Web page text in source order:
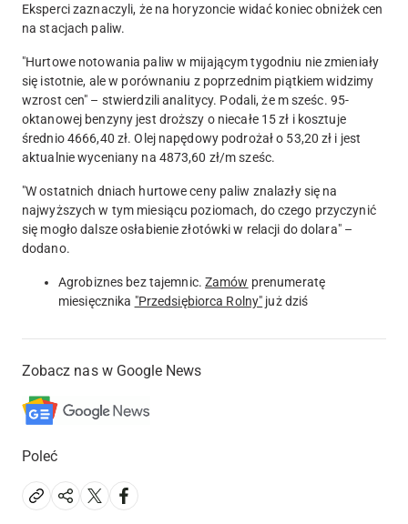
Eksperci zaznaczyli, że na horyzoncie widać koniec obniżek cen
na stacjach paliw.
"Hurtowe notowania paliw w mijającym tygodniu nie zmieniały
się istotnie, ale w porównaniu z poprzednim piątkiem widzimy
wzrost cen" – stwierdzili analitycy. Podali, że m sześc. 95-
oktanowej benzyny jest droższy o niecałe 15 zł i kosztuje
średnio 4666,40 zł. Olej napędowy podrożał o 53,20 zł i jest
aktualnie wyceniany na 4873,60 zł/m sześc.
"W ostatnich dniach hurtowe ceny paliw znalazły się na
najwyższych w tym miesiącu poziomach, do czego przyczynić
się mogło dalsze osłabienie złotówki w relacji do dolara" –
dodano.
Agrobiznes bez tajemnic. Zamów prenumeratę
miesięcznika "Przedsiębiorca Rolny" już dziś
Zobacz nas w Google News
Poleć